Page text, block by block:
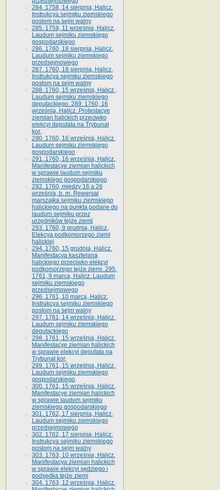
284. 1758, 14 sierpnia, Halicz.
Instrukcya sejmiku ziemskiego
posłom na sejm walny
285. 1759, 11 września, Halicz.
Laudum sejmiku ziemskiego
gospodarskiego
286. 1760, 18 sierpnia, Halicz.
Laudum sejmiku ziemskiego
przedsejmowego
287. 1760, 18 sierpnia, Halicz.
Instrukcya sejmiku ziemskiego
posłom na sejm walny
288. 1760, 15 września, Halicz.
Laudum sejmiku ziemskiego
deputackiego. 289. 1760, 16
września, Halicz. Protestacye
ziemian halickich przeciwko
elekcyi deputata na Trybunał
kor.
290. 1760, 16 września, Halicz.
Laudum sejmiku ziemskiego
gospodarskiego
291. 1760, 16 września, Halicz.
Manifestacye ziemian halickich
w sprawie laudum sejmiku
ziemskiego gospodarskiego
292. 1760, między 16 a 26
września, b. m. Rewersał
marszałka sejmiku ziemskiego
halickiego na punkta podane do
laudum sejmiku przez
urzędników tejże ziemi
293. 1760, 9 grudnia, Halicz.
Elekcya podkomorzego ziemi
halickiej
294. 1760, 15 grudnia, Halicz.
Manifestacya kasztelana
halickiego przeciwko elekcyi
podkomorzego tejże ziemi. 295.
1761, 9 marca, Halicz. Laudum
sejmiku ziemskiego
przedsejmowego
296. 1761, 10 marca, Halicz.
Instrukcya sejmiku ziemskiego
posłom na sejm walny
297. 1761, 14 września, Halicz.
Laudum sejmiku ziemskiego
deputackiego
298. 1761, 15 września, Halicz.
Manifestacye ziemian halickich
w sprawie elekcyi deputata na
Trybunał kor.
299. 1761, 15 września, Halicz.
Laudum sejmiku ziemskiego
gospodarskiego
300. 1761, 15 września, Halicz.
Manifestacye ziemian halickich
w sprawie laudum sejmiku
ziemskiego gospodarskiego
301. 1762, 17 sierpnia, Halicz.
Laudum sejmiku ziemskiego
przedsejmowego
302. 1762, 17 sierpnia, Halicz.
Instrukcya sejmiku ziemskiego
posłom na sejm walny
303. 1763, 10 września, Halicz.
Manifestacya ziemian halickich
w sprawie elekcyi sędziego i
podsędka tejże ziemi
304. 1763, 12 września, Halicz.